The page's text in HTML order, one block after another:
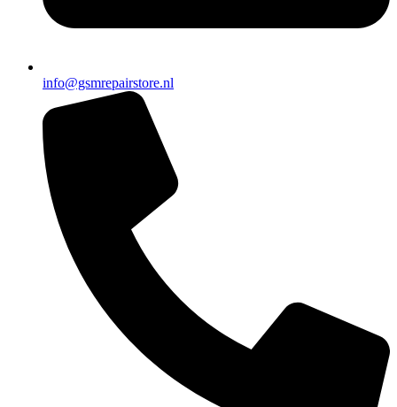
info@gsmrepairstore.nl